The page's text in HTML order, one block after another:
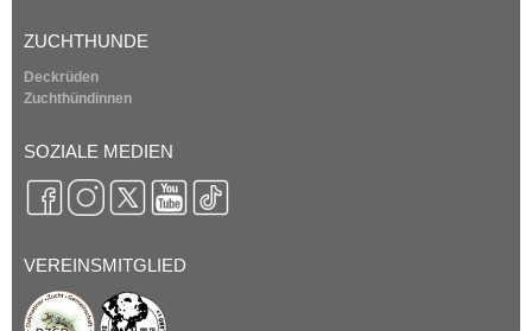
ZUCHTHUNDE
Deckrüden
Zuchthündinnen
SOZIALE MEDIEN
VEREINSMITGLIED